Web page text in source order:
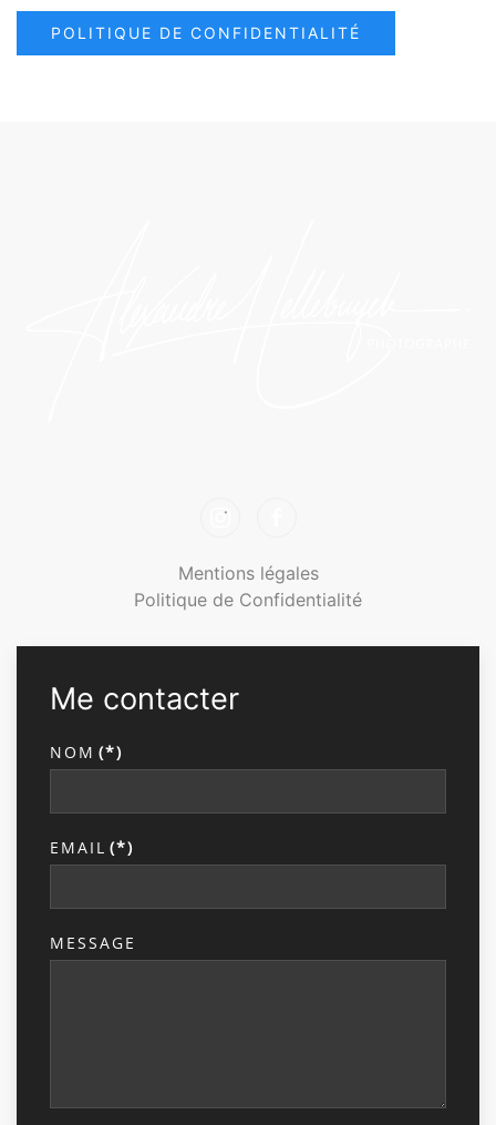
POLITIQUE DE CONFIDENTIALITÉ
Mentions légales
Politique de Confidentialité
Me contacter
NOM (*)
EMAIL (*)
MESSAGE